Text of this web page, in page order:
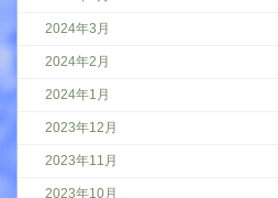
2024年3月
2024年2月
2024年1月
2023年12月
2023年11月
2023年10月